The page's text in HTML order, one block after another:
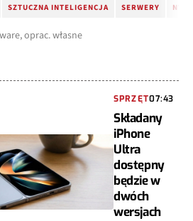
SZTUCZNA INTELIGENCJA SERWERY
oprac. własne
SPRZĘT07:43
Składany
iPhone
Ultra
dostępny
będzie w
dwóch
wersjach